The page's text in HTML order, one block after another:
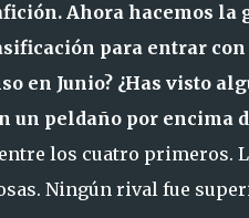
Ahora hacemos la
para entrar
en Junio? ¿Has visto
un peldaño por encima
los cuatro primeros.
Ningún rival fue